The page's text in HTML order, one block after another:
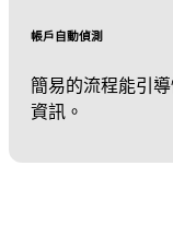
帳戶自動偵測
簡易的流程能引
資訊。